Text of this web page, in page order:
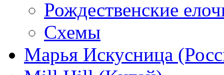
Рождественские
Схемы
Марья Искусница